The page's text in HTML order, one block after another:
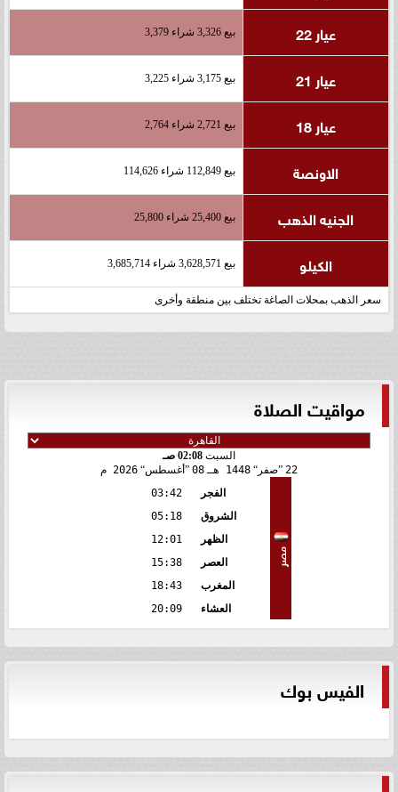
عيار 22 بيع 3,326 شراء 3,379
عيار 21 بيع 3,175 شراء 3,225
عيار 18 بيع 2,721 شراء 2,764
الاونصة بيع 112,849 شراء 114,626
الجنيه الذهب بيع 25,400 شراء 25,800
الكيلو بيع 3,628,571 شراء 3,685,714
سعر الذهب بمحلات الصاغة تختلف بين منطقة وأخرى
مواقيت الصلاة
السبت 02:08 صـ
22 صفر 1448 هـ 08 أغسطس 2026 م
مصر
الفجر
03:42
الشروق
05:18
الظهر
12:01
العصر
15:38
المغرب
18:43
العشاء
20:09
الفيس بوك